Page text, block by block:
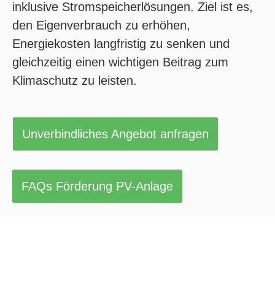
inklusive Stromspeicherlösungen. Ziel ist es,
den Eigenverbrauch zu erhöhen,
Energiekosten langfristig zu senken und
gleichzeitig einen wichtigen Beitrag zum
Klimaschutz zu leisten.
Unverbindliches Angebot anfragen
FAQs Förderung PV-Anlage